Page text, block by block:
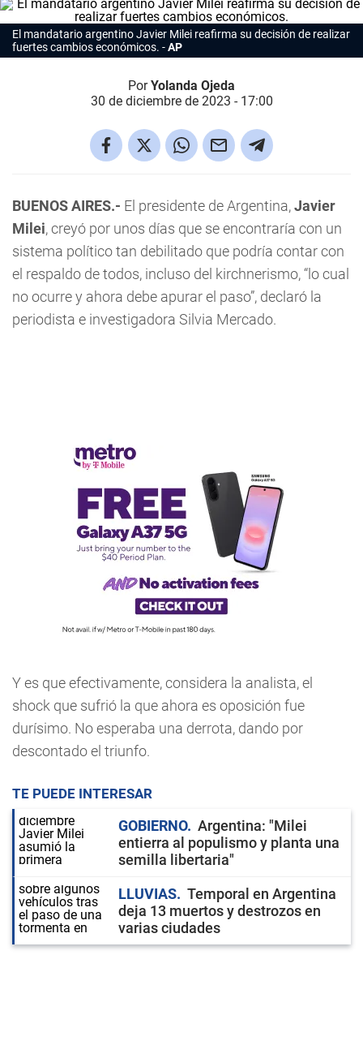
El mandatario argentino Javier Milei reafirma su decisión de realizar
fuertes cambios económicos.
AP
PorYolanda Ojeda
30 de diciembre de 2023 - 17:00
BUENOS AIRES.- El presidente de Argentina,Javier
Milei, creyó por unos días que se encontraría con un
sistema político tan debilitado que podría contar con
el respaldo de todos, incluso del kirchnerismo, “lo cual
no ocurre y ahora debe apurar el paso”, declaró la
periodista e investigadora Silvia Mercado.
Y es que efectivamente, considera la analista, el
shock que sufrió la que ahora es oposición fue
durísimo. No esperaba una derrota, dando por
descontado el triunfo.
TE PUEDE INTERESAR
GOBIERNO
Argentina: "Milei
entierra al populismo y planta una
semilla libertaria"
LLUVIAS
Temporal en Argentina
deja 13 muertos y destrozos en
varias ciudades